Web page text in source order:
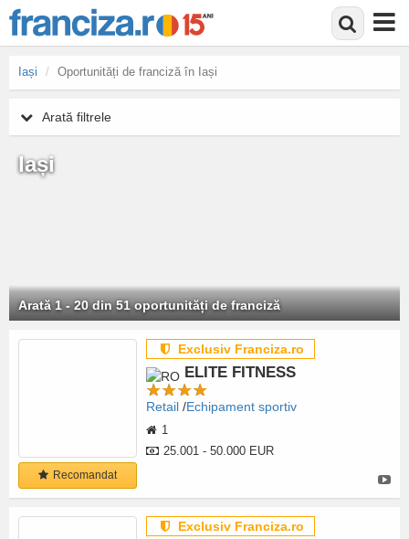
Mergi
principal
Iași Oportunități de franciză în Iași
Arată filtrele
Iași
Arată 1 - 20 din 51 oportunități de franciză
Recomandat
Exclusiv Franciza.ro
ELITE FITNESS
Retail Echipament sportiv
1
25.001 - 50.000 EUR
Exclusiv Franciza.ro